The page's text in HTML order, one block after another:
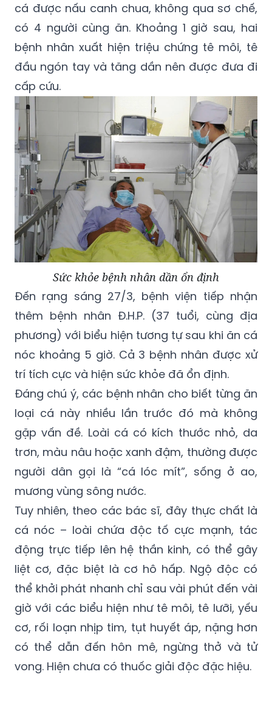
cá được nấu canh chua, không qua sơ chế,
có 4 người cùng ăn. Khoảng 1 giờ sau, hai
bệnh nhân xuất hiện triệu chứng tê môi, tê
đầu ngón tay và tăng dần nên được đưa đi
cấp cứu.
Sức khỏe bệnh nhân dần ổn định
Đến rạng sáng 27/3, bệnh viện tiếp nhận
thêm bệnh nhân Đ.H.P. (37 tuổi, cùng địa
phương) với biểu hiện tương tự sau khi ăn cá
nóc khoảng 5 giờ. Cả 3 bệnh nhân được xử
trí tích cực và hiện sức khỏe đã ổn định.
Đáng chú ý, các bệnh nhân cho biết từng ăn
loại cá này nhiều lần trước đó mà không
gặp vấn đề. Loài cá có kích thước nhỏ, da
trơn, màu nâu hoặc xanh đậm, thường được
người dân gọi là “cá lóc mít”, sống ở ao,
mương vùng sông nước.
Tuy nhiên, theo các bác sĩ, đây thực chất là
cá nóc – loài chứa độc tố cực mạnh, tác
động trực tiếp lên hệ thần kinh, có thể gây
liệt cơ, đặc biệt là cơ hô hấp. Ngộ độc có
thể khởi phát nhanh chỉ sau vài phút đến vài
giờ với các biểu hiện như tê môi, tê lưỡi, yếu
cơ, rối loạn nhịp tim, tụt huyết áp, nặng hơn
có thể dẫn đến hôn mê, ngừng thở và tử
vong. Hiện chưa có thuốc giải độc đặc hiệu.